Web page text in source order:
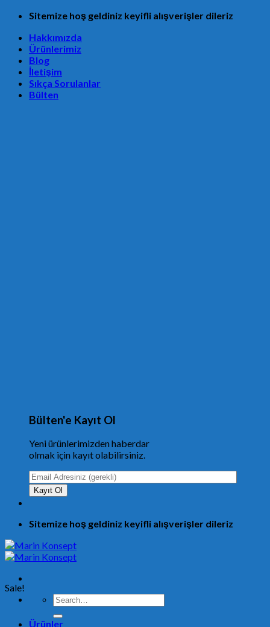
Skip
content
Sitemize hoş geldiniz keyifli alışverişler dileriz
Hakkımızda
Ürünlerimiz
Blog
İletişim
Sıkça Sorulanlar
Bülten
Bülten'e Kayıt Ol
Yeni ürünlerimizden haberdar
olmak için kayıt olabilirsiniz.
Sitemize hoş geldiniz keyifli alışverişler dileriz
Search
for:
Ürünler
Sale!